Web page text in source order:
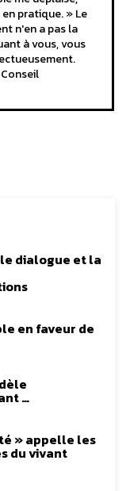
pratique. » Le
n'en a pas la
à vous, vous
dialogue et la
en faveur de
…
» appelle les
du vivant